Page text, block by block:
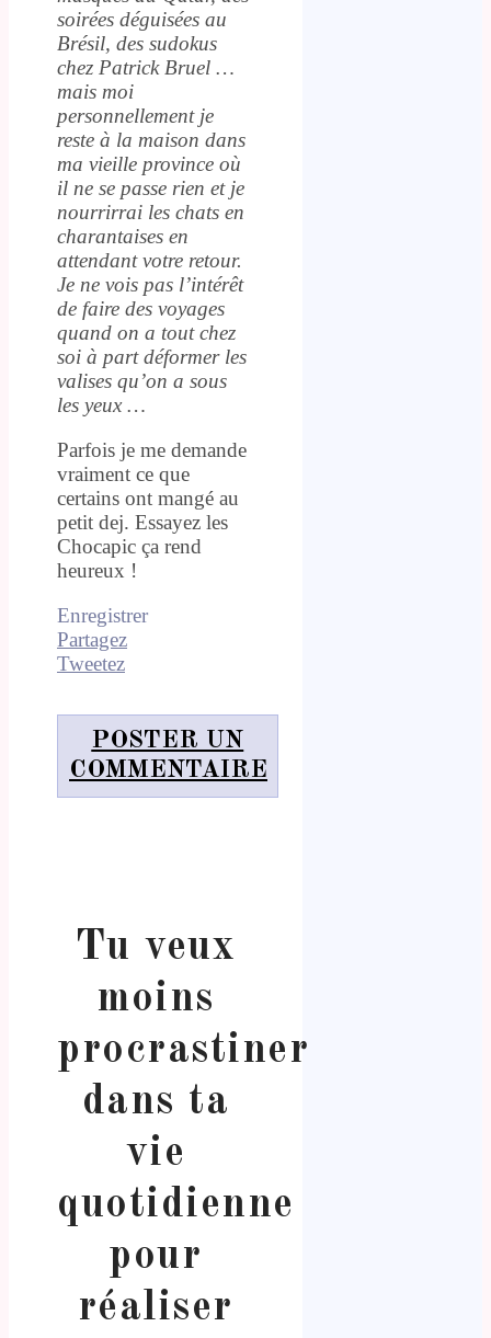
soirées déguisées au
Brésil, des sudokus
chez Patrick Bruel …
mais moi
personnellement je
reste à la maison dans
ma vieille province où
il ne se passe rien et je
nourrirrai les chats en
charantaises en
attendant votre retour.
Je ne vois pas l’intérêt
de faire des voyages
quand on a tout chez
soi à part déformer les
valises qu’on a sous
les yeux …
Parfois je me demande
vraiment ce que
certains ont mangé au
petit dej. Essayez les
Chocapic ça rend
heureux !
Enregistrer
Partagez
Tweetez
POSTER UN
COMMENTAIRE
Tu veux
moins
procrastiner
dans ta
vie
quotidienne
pour
réaliser